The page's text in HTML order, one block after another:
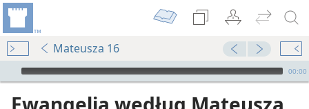
Mateusza 16
Audio Player
00:00